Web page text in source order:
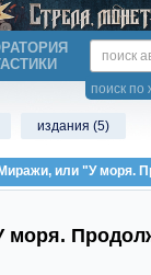
поиск по
издания (5)
или "У моря.
моря.